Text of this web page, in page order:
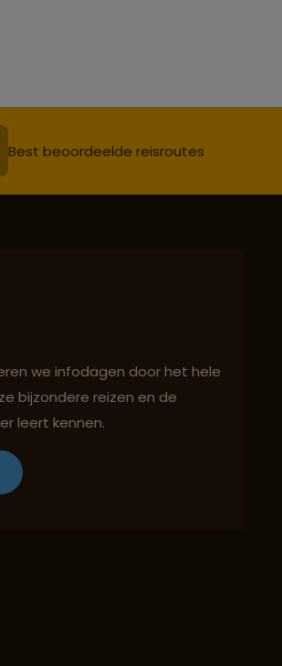
Best beoordeelde reisroutes
we infodagen door het hele
bijzondere reizen en de
leert kennen.